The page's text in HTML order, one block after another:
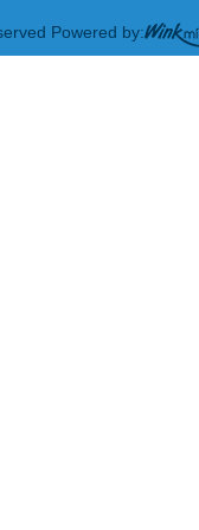
Powered by: